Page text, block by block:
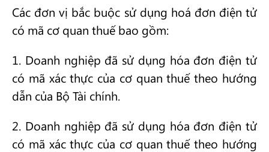
Các đơn vị bắc buộc sử dụng hoá đơn điện tử
có mã cơ quan thuế bao gồm:
1. Doanh nghiệp đã sử dụng hóa đơn điện tử
có mã xác thực của cơ quan thuế theo hướng
dẫn của Bộ Tài chính.
2. Doanh nghiệp đã sử dụng hóa đơn điện tử
có mã xác thực của cơ quan thuế theo hướng